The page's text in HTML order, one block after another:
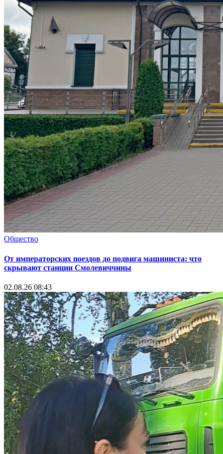
Общество
От императорских поездов до подвига машиниста: что
скрывают станции Смолевиччины
02.08.26 08:43